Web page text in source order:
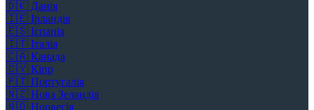
🇩🇰 Данія
🇮🇪 Ірландія
🇪🇸 Іспанія
🇮🇹 Італія
🇨🇦 Канада
🇨🇾 Кіпр
🇵🇹 Португалія
🇳🇿 Нова Зеландія
🇳🇴 Норвегія